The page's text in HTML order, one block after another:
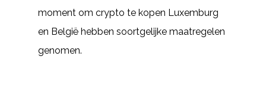
moment om crypto te kopen Luxemburg
en België hebben soortgelijke maatregelen
genomen.